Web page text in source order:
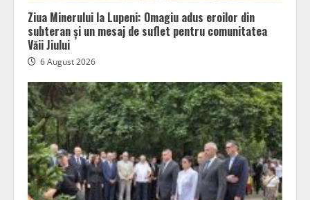
Ziua Minerului la Lupeni: Omagiu adus eroilor din
subteran și un mesaj de suflet pentru comunitatea
Văii Jiului
6 August 2026